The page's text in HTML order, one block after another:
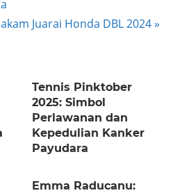
Juarai Honda DBL 2024
Tennis Pinktober
2025: Simbol
Perlawanan dan
Kepedulian Kanker
Payudara
Emma Raducanu: